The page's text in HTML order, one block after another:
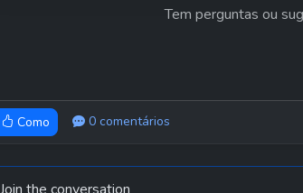
Tem perguntas ou
Como 0 comentários
Join the conversation